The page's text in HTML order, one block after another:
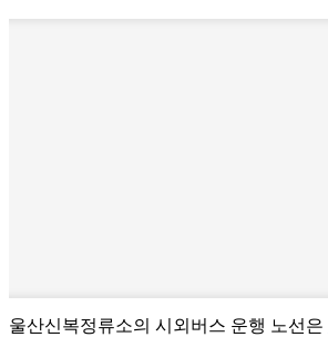
울산신복정류소의 시외버스 운행 노선은